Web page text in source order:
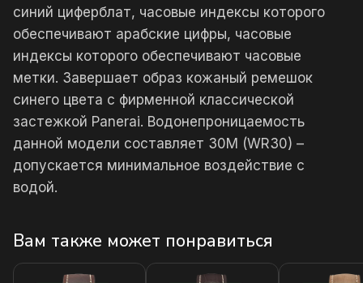
синий циферблат, часовые индексы которого
обеспечивают арабские цифры, часовые
индексы которого обеспечивают часовые
метки. Завершает образ кожаный ремешок
синего цвета с фирменной классической
застежкой Panerai. Водонепроницаемость
данной модели составляет 30М (WR30) –
допускается минимальное воздействие с
водой.
Вам также может понравиться